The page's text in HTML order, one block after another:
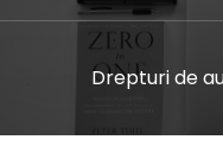
Drepturi de